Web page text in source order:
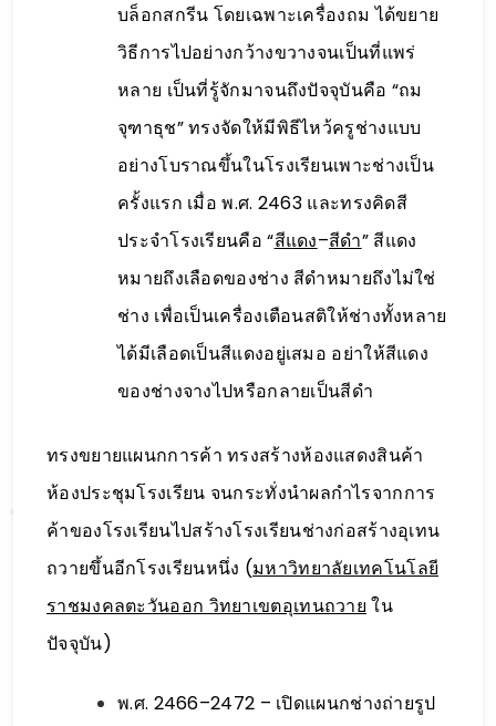
บล็อกสกรีน โดยเฉพาะเครื่องถม ได้ขยาย
วิธีการไปอย่างกว้างขวางจนเป็นที่แพร่
หลาย เป็นที่รู้จักมาจนถึงปัจจุบันคือ “ถม
จุฑาธุช” ทรงจัดให้มีพิธีไหว้ครูช่างแบบ
อย่างโบราณขึ้นในโรงเรียนเพาะช่างเป็น
ครั้งแรก เมื่อ พ.ศ. 2463 และทรงคิดสี
ประจำโรงเรียนคือ “สีแดง–สีดำ” สีแดง
หมายถึงเลือดของช่าง สีดำหมายถึงไม่ใช่
ช่าง เพื่อเป็นเครื่องเตือนสติให้ช่างทั้งหลาย
ได้มีเลือดเป็นสีแดงอยู่เสมอ อย่าให้สีแดง
ของช่างจางไปหรือกลายเป็นสีดำ
ทรงขยายแผนกการค้า ทรงสร้างห้องแสดงสินค้า
ห้องประชุมโรงเรียน จนกระทั่งนำผลกำไรจากการ
ค้าของโรงเรียนไปสร้างโรงเรียนช่างก่อสร้างอุเทน
ถวายขึ้นอีกโรงเรียนหนึ่ง (มหาวิทยาลัยเทคโนโลยี
ราชมงคลตะวันออก วิทยาเขตอุเทนถวาย ใน
ปัจจุบัน)
พ.ศ. 2466–2472 – เปิดแผนกช่างถ่ายรูป